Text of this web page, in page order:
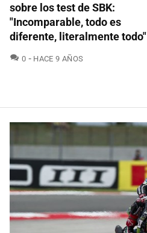
sobre los test de SBK:
"Incomparable, todo es
diferente, literalmente todo"
0 COMENTARIOS
HACE 9 AÑOS